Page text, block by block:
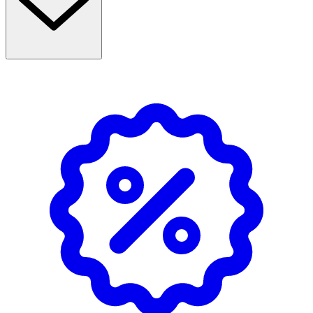
- Överskrid inte rekommenderad dos.
varierad kost.
väl efter öppnande. Förvaras väl försluten och utom
räckhåll för små barn.
INNEHÅLLSDEKLARATION %DRI*
900 kcal
3700 kj
-
100 g -
Varav mättad fett
0 g